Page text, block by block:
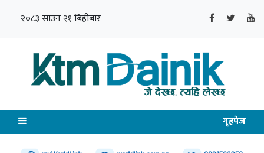
२०८३ साउन २१ बिहीबार
गृहपेज